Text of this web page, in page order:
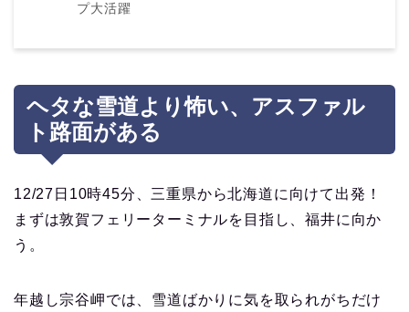
プ大活躍
ヘタな雪道より怖い、アスファル
ト路面がある
12/27日10時45分、三重県から北海道に向けて出発！
まずは敦賀フェリーターミナルを目指し、福井に向か
う。
年越し宗谷岬では、雪道ばかりに気を取られがちだけ